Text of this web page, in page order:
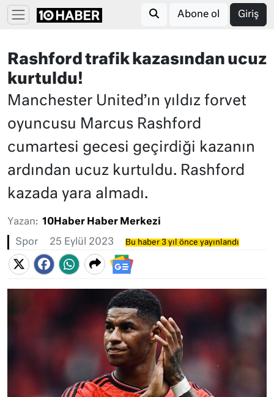
Abone ol Giriş
Rashford trafik kazasından ucuz
kurtuldu!
Manchester United’ın yıldız forvet
oyuncusu Marcus Rashford
cumartesi gecesi geçirdiği kazanın
ardından ucuz kurtuldu. Rashford
kazada yara almadı.
Yazan: 10Haber Haber Merkezi
Spor 25 Eylül 2023 Bu haber 3 yıl önce yayınlandı